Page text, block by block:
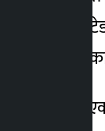
कमर्स बैंक
सेवा
सञ्जाल